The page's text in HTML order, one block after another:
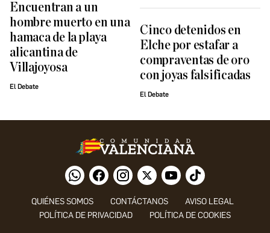
Encuentran a un
hombre muerto en una
hamaca de la playa
alicantina de
Villajoyosa
El Debate
Cinco detenidos en
Elche por estafar a
compraventas de oro
con joyas falsificadas
El Debate
QUIÉNES SOMOS CONTÁCTANOS
AVISO LEGAL
POLÍTICA DE PRIVACIDAD
POLÍTICA DE COOKIES